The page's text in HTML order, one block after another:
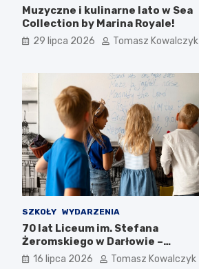
Muzyczne i kulinarne lato w Sea
Collection by Marina Royale!
29 lipca 2026 Tomasz Kowalczyk
SZKOŁY WYDARZENIA
70 lat Liceum im. Stefana
Żeromskiego w Darłowie –
Świętujemy razem!
16 lipca 2026 Tomasz Kowalczyk